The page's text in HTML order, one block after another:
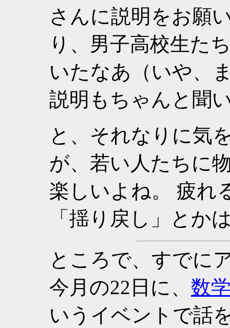
さんに説明をお願
り、男子高校生た
いたなあ（いや、
説明もちゃんと聞
と、それなりに気
が、若い人たちに
楽しいよね。 疲れ
「揺り戻し」とか
ところで、すでに
今月の22日に、 数
いうイベントで話